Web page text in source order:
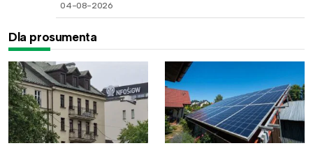
04-08-2026
Dla prosumenta